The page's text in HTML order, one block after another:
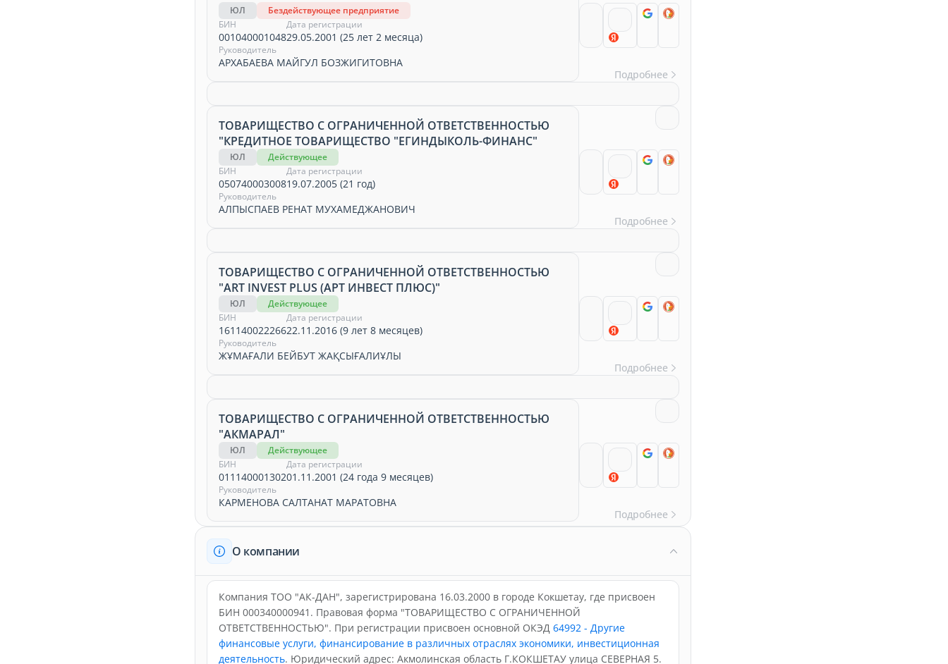
ЮЛ
Бездействующее предприятие
БИН
001040001048
Дата регистрации
29.05.2001 (25 лет 2 месяца)
Руководитель
АРХАБАЕВА МАЙГУЛ БОЗЖИГИТОВНА
Подробнее
ТОВАРИЩЕСТВО С ОГРАНИЧЕННОЙ ОТВЕТСТВЕННОСТЬЮ
"КРЕДИТНОЕ ТОВАРИЩЕСТВО "ЕГИНДЫКОЛЬ-ФИНАНС"
ЮЛ
Действующее
БИН
050740003008
Дата регистрации
19.07.2005 (21 год)
Руководитель
АЛПЫСПАЕВ РЕНАТ МУХАМЕДЖАНОВИЧ
Подробнее
ТОВАРИЩЕСТВО С ОГРАНИЧЕННОЙ ОТВЕТСТВЕННОСТЬЮ
"ART INVEST PLUS (АРТ ИНВЕСТ ПЛЮС)"
ЮЛ
Действующее
БИН
161140022266
Дата регистрации
22.11.2016 (9 лет 8 месяцев)
Руководитель
ЖҰМАҒАЛИ БЕЙБУТ ЖАҚСЫҒАЛИҰЛЫ
Подробнее
ТОВАРИЩЕСТВО С ОГРАНИЧЕННОЙ ОТВЕТСТВЕННОСТЬЮ
"АКМАРАЛ"
ЮЛ
Действующее
БИН
011140001302
Дата регистрации
01.11.2001 (24 года 9 месяцев)
Руководитель
КАРМЕНОВА САЛТАНАТ МАРАТОВНА
Подробнее
О компании
Компания ТОО "АК-ДАН", зарегистрирована 16.03.2000 в городе Кокшетау, где присвоен
БИН 000340000941. Правовая форма "ТОВАРИЩЕСТВО С ОГРАНИЧЕННОЙ
ОТВЕТСТВЕННОСТЬЮ". При регистрации присвоен основной ОКЭД 64992 - Другие
финансовые услуги, финансирование в различных отраслях экономики, инвестиционная
деятельность. Юридический адрес: Акмолинская область Г.КОКШЕТАУ улица СЕВЕРНАЯ 5.